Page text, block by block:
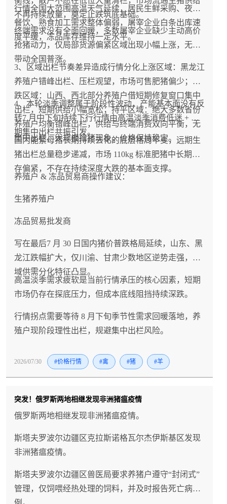
行情转入震荡调整，区域分化进一步加大，养殖户
理性安排出栏，谨慎赌反弹。
不再持续放量，奠定止跌筑底基础。
行情全国大范围高温天气延续，居民生鲜采购、夜市
餐饮、熟食加工需求整体偏弱，屠宰企业白条出库速
度平缓，冻品库存维持一定水平。
终端需求没有全面回暖，多数屠宰企业缺少主动高价
抢猪动力，仅局部货源偏紧区域出现小幅上涨，无法
带动全国普涨。
3、区域出栏节奏差异造成行情分化上涨区域：黑龙江
养殖户错峰出栏、压栏观望，市场可售肥猪偏少；下
跌区域：山西、西北部分养殖户借短期修复窗口集中
出栏，短期供给小幅宽松；持平区域：绝大多数省份
养殖户均衡错峰出栏，供给与终端消费双向平衡，无
集中出栏、大规模抢猪现象，价格保持稳定。
4、本轮淡季调整属于阶段性波动，产能基本面没有反
转7 月中下旬持续下行行情由高温淡季消费低迷 + 前
期集中出栏共振引发。
国内能繁母猪长期持续去化的底层格局不变，远期生
猪出栏总量稳步递减，市场 110kg 标准肥猪中长期库
存偏紧，不存在持续深度大跌的基本面支撑。
养殖户 & 冻品贸易商操作建议：
生猪养殖户
冻品贸易批发商
写在最后7 月 30 日国内猪价普跌格局延续，山东、黑
龙江跌幅扩大，仅川渝、甘肃少数地区逆势走强，区
域供需分化特征凸显。
高温淡季需求疲软是当前行情承压的核心因素，短期
市场仍存在探底压力，但成本底线阻挡持续深跌。
行情拐点需要等待 8 月下旬季节性需求回暖落地，养
殖户现阶段理性出栏，规避集中出栏风险。
2026/07/30 #价格行情 #禽 #猪 #羊
突发！俄罗斯两地相继发现非洲猪瘟疫情
俄罗斯两地相继发现非洲猪瘟疫情。
斯塔夫罗波尔边疆区克拉斯诺格瓦尔杰伊斯基区发现
非洲猪瘟疫情。
斯塔夫罗波尔边疆区兽医局要求养猪户遵守“封闭式”
管理，仅饲喂经热处理的饲料，并及时报告死亡病